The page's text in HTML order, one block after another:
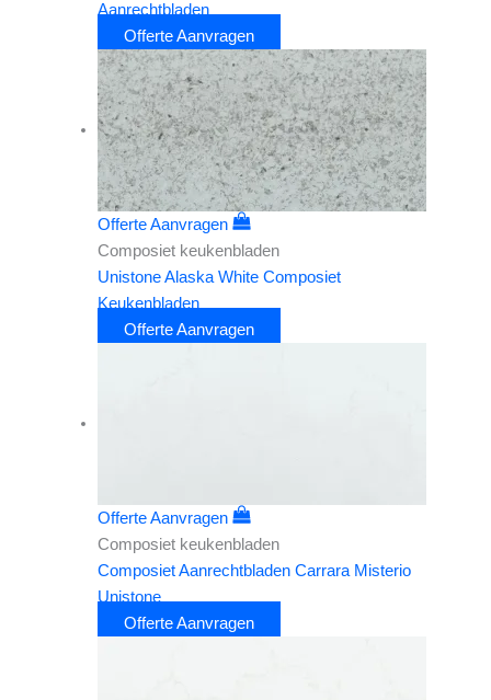
Aanrechtbladen
Offerte Aanvragen
Offerte Aanvragen
Composiet keukenbladen
Unistone Alaska White Composiet
Keukenbladen
Offerte Aanvragen
Offerte Aanvragen
Composiet keukenbladen
Composiet Aanrechtbladen Carrara Misterio
Unistone
Offerte Aanvragen